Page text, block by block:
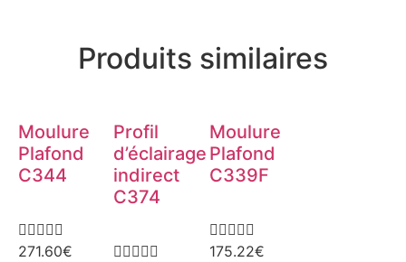
Produits similaires
Moulure
Plafond
C344

271.60€
Profil
d’éclairage
indirect
C374

Moulure
Plafond
C339F

175.22€